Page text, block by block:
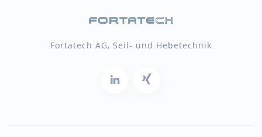
Fortatech AG, Seil- und Hebetechnik